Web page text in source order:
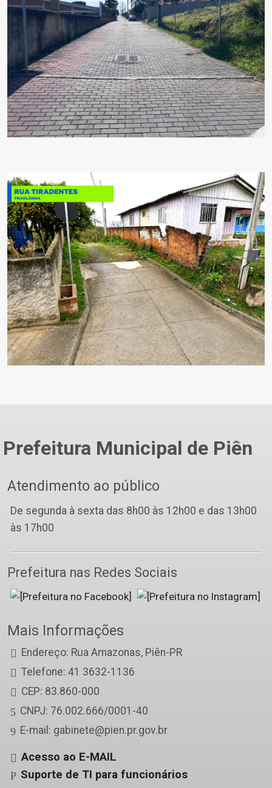
Prefeitura Municipal de Piên
Atendimento ao público
De segunda à sexta das 8h00 às 12h00 e das 13h00
às 17h00
Prefeitura nas Redes Sociais
Mais Informações
Endereço: Rua Amazonas, Piên-PR
Telefone: 41 3632-1136
CEP: 83.860-000
CNPJ: 76.002.666/0001-40
E-mail: gabinete@pien.pr.gov.br
Acesso ao E-MAIL
Suporte de TI para funcionários